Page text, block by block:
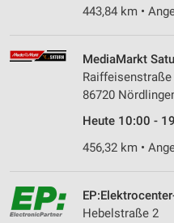
443,84 km •
MediaMarkt
Raiffeisenstraße
86720
Heute 10:00 -
456,32 km •
Hebelstraße 2